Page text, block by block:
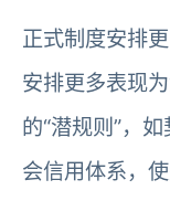
正式制度安排
安排更多表现
的“潜规则”，
会信用体系，